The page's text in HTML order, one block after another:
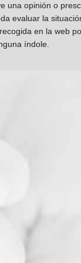
una opinión o
evaluar la
en la web
índole.